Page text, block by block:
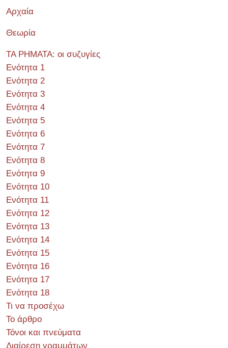
Αρχαία
Θεωρία
ΤΑ ΡΗΜΑΤΑ: οι συζυγίες
Ενότητα 1
Ενότητα 2
Ενότητα 3
Ενότητα 4
Ενότητα 5
Ενότητα 6
Ενότητα 7
Ενότητα 8
Ενότητα 9
Ενότητα 10
Ενότητα 11
Ενότητα 12
Ενότητα 13
Ενότητα 14
Ενότητα 15
Ενότητα 16
Ενότητα 17
Ενότητα 18
Τι να προσέχω
Το άρθρο
Τόνοι και πνεύματα
Διαίρεση γραμμάτων